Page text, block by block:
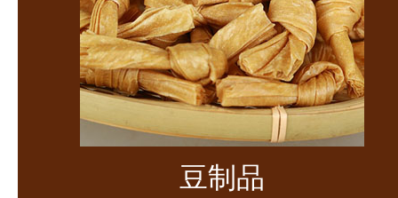
豆制品